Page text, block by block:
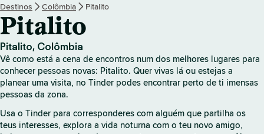
a
c
a
o
T
Destinos Colômbia Pitalito
Pitalito
Pitalito, Colômbia
Vê como está a cena de encontros num dos melhores lugares para
conhecer pessoas novas: Pitalito. Quer vivas lá ou estejas a
planear uma visita, no Tinder podes encontrar perto de ti imensas
pessoas da zona.
Usa o Tinder para corresponderes com alguém que partilha os
teus interesses, explora a vida noturna com o teu novo amigo,